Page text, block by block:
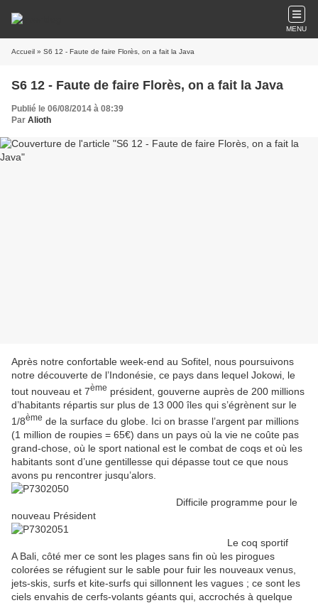
MENU
Accueil » S6 12 - Faute de faire Florès, on a fait la Java
S6 12 - Faute de faire Florès, on a fait la Java
Publié le 06/08/2014 à 08:39
Par Alioth
Après notre confortable week-end au Sofitel, nous poursuivons
notre découverte de l’Indonésie, ce pays dans lequel Jokowi, le
tout nouveau et 7ème président, gouverne auprès de 200 millions
d’habitants répartis sur plus de 13 000 îles qui s’égrènent sur le
1/8ème de la surface du globe. Ici on brasse l’argent par millions
(1 million de roupies = 65€) dans un pays où la vie ne coûte pas
grand-chose, où le sport national est le combat de coqs et où les
habitants sont d’une gentillesse qui dépasse tout ce que nous
avons pu rencontrer jusqu’alors.
Difficile programme pour le
nouveau Président
Le coq sportif
A Bali, côté mer ce sont les plages sans fin où les pirogues
colorées se réfugient sur le sable pour fuir les nouveaux venus,
jets-skis, surfs et kite-surfs qui sillonnent les vagues ; ce sont les
ciels envahis de cerfs-volants géants qui, accrochés à quelque